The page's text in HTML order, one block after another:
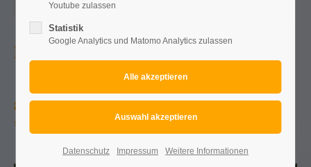
ORT: BITBURGER OKTOBERFEST
NOCH ...
83
Tage
00 15 40
Youtube zulassen
Statistik
Google Analytics und Matomo Analytics zulassen
Datenschutz Impressum Weitere Informationen